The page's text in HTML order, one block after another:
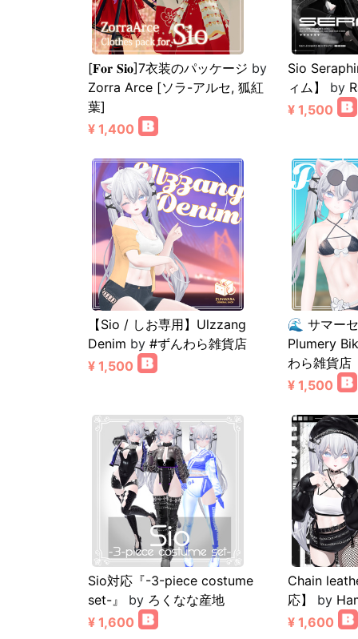
[𝐅𝐨𝐫 𝐒𝐢𝐨]7衣装のパッケージ by
Zorra Arce [ソラ-アルセ, 狐紅
葉]
¥ 1,400
Sio
ィム】
by
¥ 1,500
【Sio / しお専用】Ulzzang
Denim by #ずんわら雑貨店
¥ 1,500
🌊 サマー
Plumery
わら雑貨店
¥ 1,500
Sio対応『-3-piece costume
set-』
by ろくなな産地
¥ 1,600
Chain
応】
by
¥ 1,600